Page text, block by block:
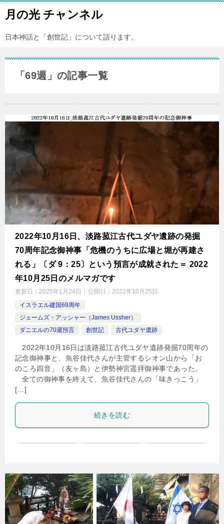
月の光 チャンネル
日本神話と「創世記」について語ります。
「69週」の記事一覧
2022年10月16日、淡路菰江古代ユダヤ遺跡の発掘
70周年記念御神事「危機のうちに広場と堀が再建さ
れる」〔ダ 9：25〕という預言が成就された＝ 2022
年10月25日のメルマガです
更新日： 2025年1月24日 公開日： 2022年10月25日
イスラエル建国69周年
ジェームズ・アッシャー（James Ussher）
ダニエルの70週預言
創世記 古代ユダヤ遺跡
2022年10月16日は淡路菰江古代ユダヤ遺跡発掘70周年の
記念御神事と、魚谷佳代さんが主管するシオン山から「お
のころ四音」（友ヶ島）と伊勢神宮遥拝御神事であった。
全ての御神事を終えて、魚谷佳代さんの「味きっこう」
[…]
続きを読む